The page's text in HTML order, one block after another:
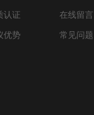
认证
优势
在线留言
常见问题